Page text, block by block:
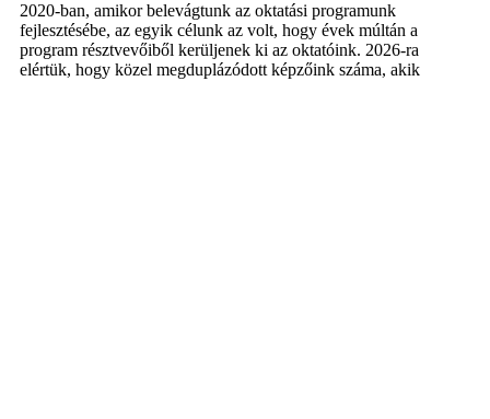
2020-ban, amikor belevágtunk az oktatási programunk
fejlesztésébe, az egyik célunk az volt, hogy évek múltán a
program résztvevőiből kerüljenek ki az oktatóink. 2026-ra
elértük, hogy közel megduplázódott képzőink száma, akik